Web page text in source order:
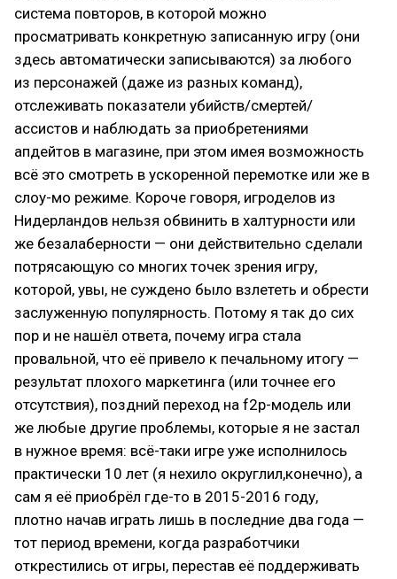
система повторов, в которой можно
просматривать конкретную записанную игру (они
здесь автоматически записываются) за любого
из персонажей (даже из разных команд),
отслеживать показатели убийств/смертей/
ассистов и наблюдать за приобретениями
апдейтов в магазине, при этом имея возможность
всё это смотреть в ускоренной перемотке или же в
слоу-мо режиме. Короче говоря, игроделов из
Нидерландов нельзя обвинить в халтурности или
же безалаберности — они действительно сделали
потрясающую со многих точек зрения игру,
которой, увы, не суждено было взлететь и обрести
заслуженную популярность. Потому я так до сих
пор и не нашёл ответа, почему игра стала
провальной, что её привело к печальному итогу —
результат плохого маркетинга (или точнее его
отсутствия), поздний переход на f2p-модель или
же любые другие проблемы, которые я не застал
в нужное время: всё-таки игре уже исполнилось
практически 10 лет (я нехило округлил,конечно), а
сам я её приобрёл где-то в 2015-2016 году,
плотно начав играть лишь в последние два года —
тот период времени, когда разработчики
открестились от игры, перестав её поддерживать